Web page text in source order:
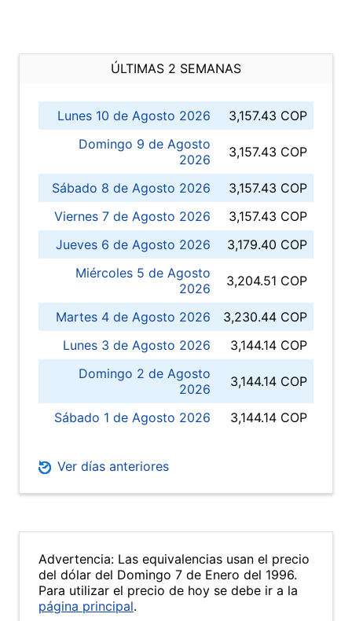
ÚLTIMAS 2 SEMANAS
Lunes 10 de Agosto 2026
3,157.43 COP
Domingo 9 de Agosto
2026
3,157.43 COP
Sábado 8 de Agosto 2026
3,157.43 COP
Viernes 7 de Agosto 2026
3,157.43 COP
Jueves 6 de Agosto 2026
3,179.40 COP
Miércoles 5 de Agosto
2026
3,204.51 COP
Martes 4 de Agosto 2026
3,230.44 COP
Lunes 3 de Agosto 2026
3,144.14 COP
Domingo 2 de Agosto
2026
3,144.14 COP
Sábado 1 de Agosto 2026 3,144.14 COP
Ver días anteriores
Advertencia: Las equivalencias usan el precio
del dólar del Domingo 7 de Enero del 1996.
Para utilizar el precio de hoy se debe ir a la
página principal.